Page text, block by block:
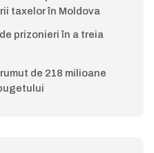
taxelor în Moldova
prizonieri în a treia
de 218 milioane